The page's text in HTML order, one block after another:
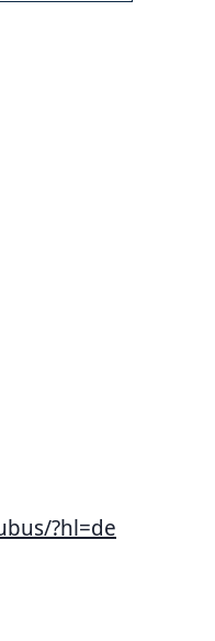
?hl=de